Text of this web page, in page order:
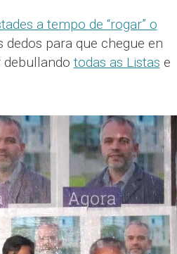
a tempo de “rogar” o
dedos para que chegue en
debullando todas as Listas e